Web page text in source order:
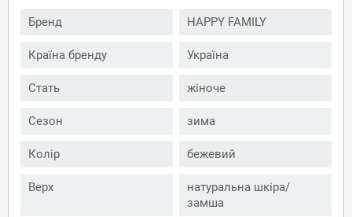
Бренд HAPPY FAMILY
Країна бренду Україна
Стать жіноче
Сезон зима
Колір бежевий
Верх
натуральна шкіра/
замша